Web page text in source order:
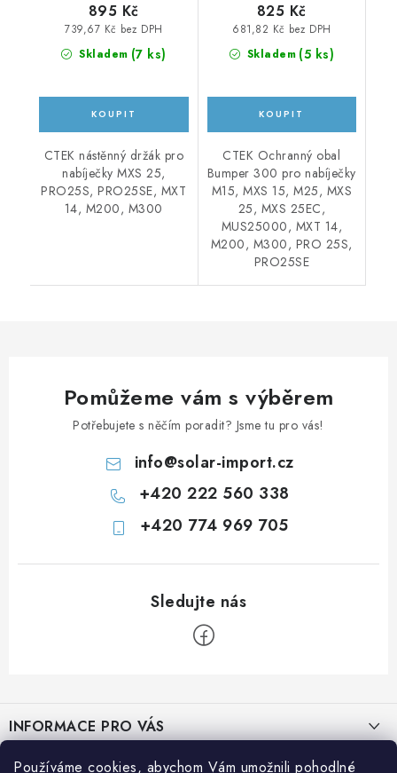
Používáme cookies, abychom Vám umožnili pohodlné
Skladem (7 ks)
739,67 Kč bez DPH
895 Kč
CTEK nástěnný držák pro
nabíječky MXS 25,
PRO25S, PRO25SE, MXT
14, M200, M300
Skladem (5 ks)
681,82 Kč bez DPH
825 Kč
CTEK Ochranný obal
Bumper 300 pro nabíječky
M15, MXS 15, M25, MXS
25, MXS 25EC,
MUS25000, MXT 14,
M200, M300, PRO 25S,
PRO25SE
Pomůžeme vám s výběrem
Potřebujete s něčím poradit? Jsme tu pro vás!
info@solar-import.cz
+420 222 560 338
+420 774 969 705
pINFORMACE PRO VÁS
Prodejna JESENICE